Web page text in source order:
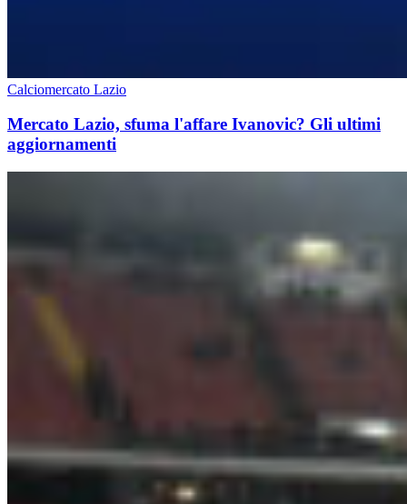
Calciomercato Lazio
Mercato Lazio, sfuma l'affare Ivanovic? Gli ultimi
aggiornamenti